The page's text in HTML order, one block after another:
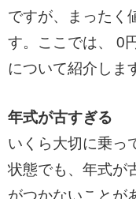
ですが、まったく
す。ここでは、 0
について紹介しま
年式が古すぎる
いくら大切に乗っ
状態でも、年式が
がつかないことが